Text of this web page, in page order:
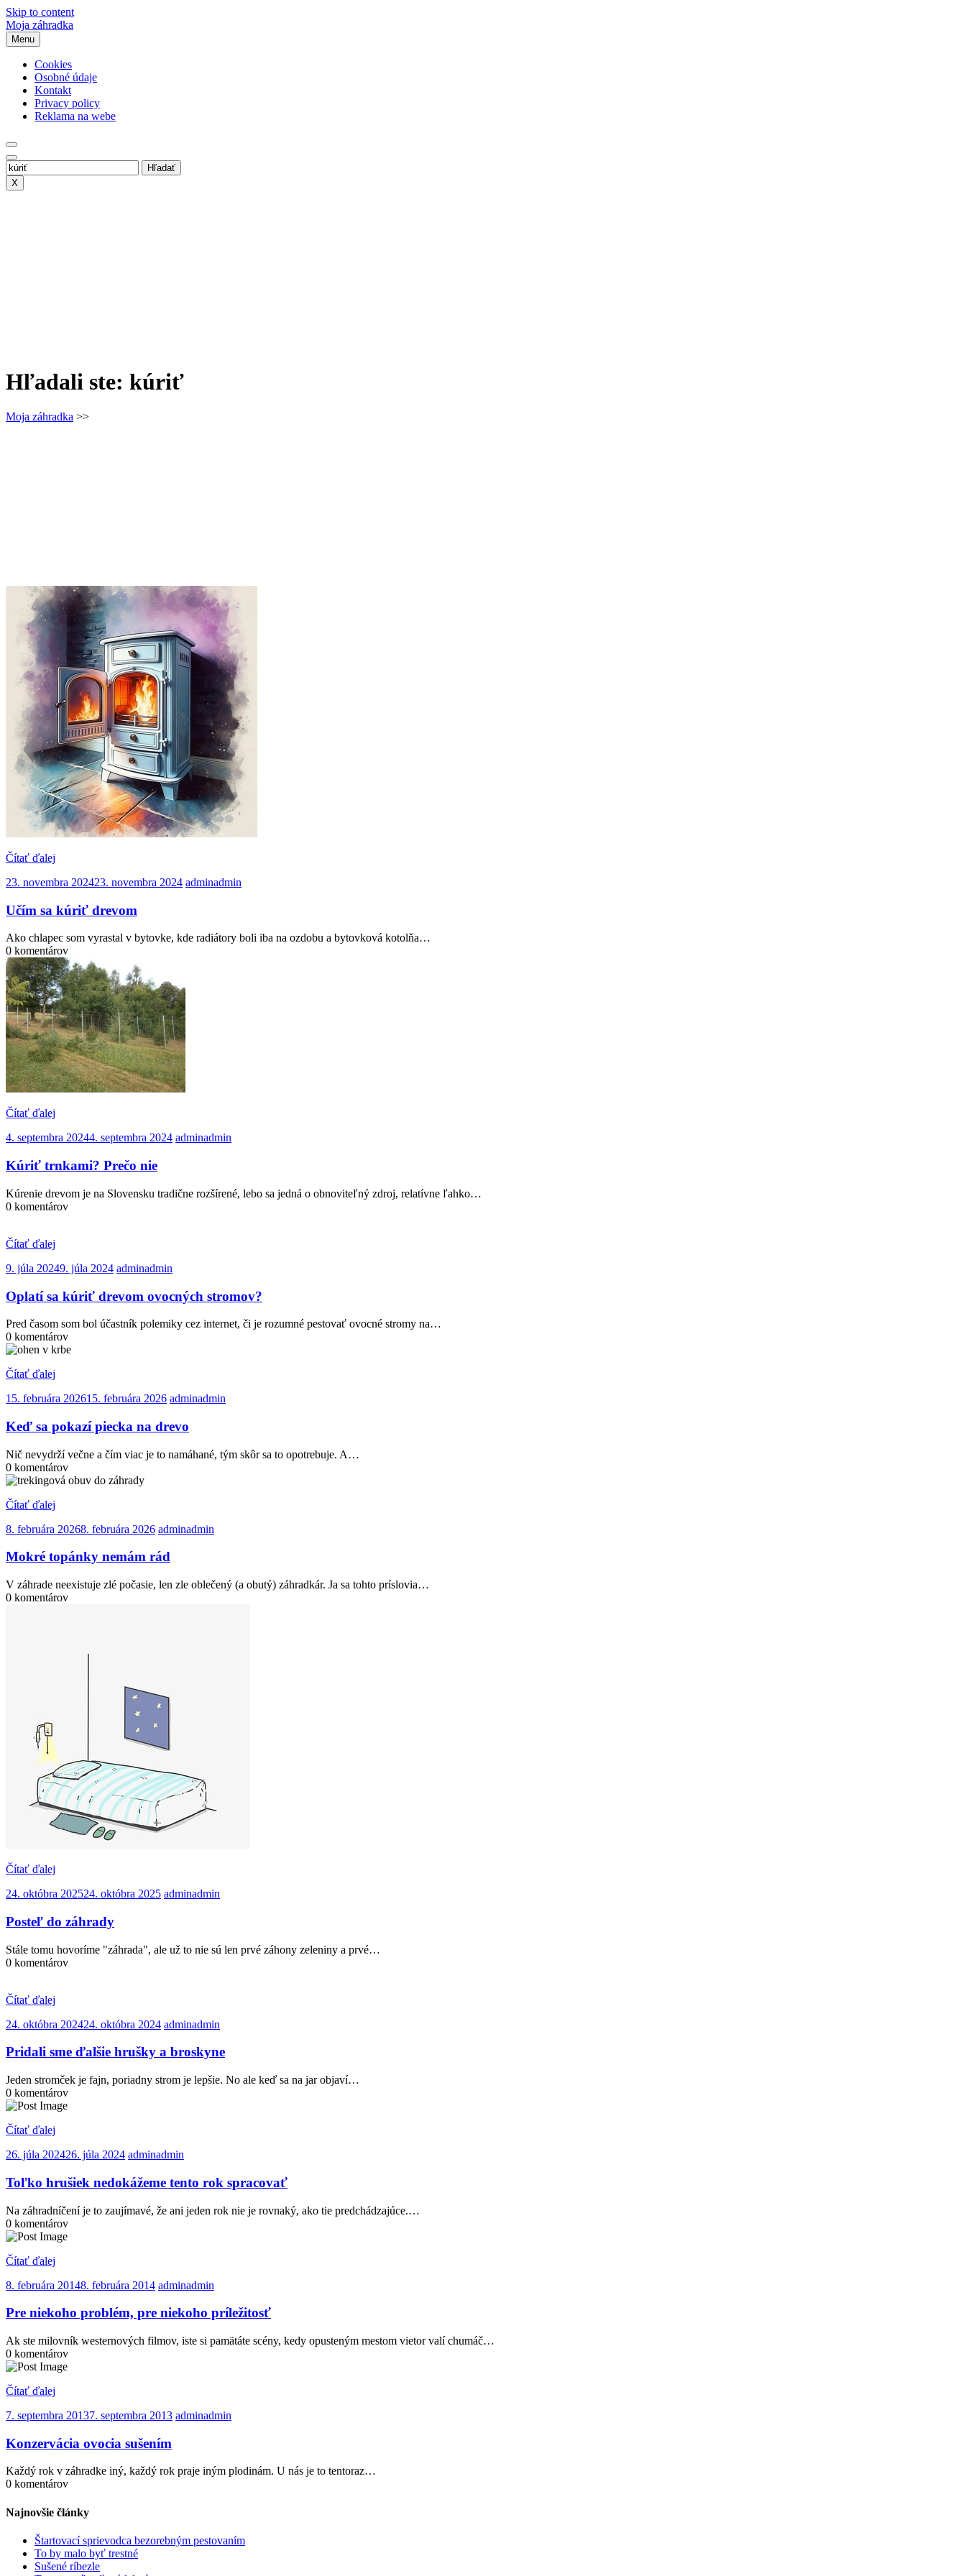
Skip to content
Moja záhradka
Menu
Cookies
Osobné údaje
Kontakt
Privacy policy
Reklama na webe
X
Hľadali ste: kúriť
Moja záhradka >>
Čítať ďalej
23. novembra 202423. novembra 2024 adminadmin
Učím sa kúriť drevom
Ako chlapec som vyrastal v bytovke, kde radiátory boli iba na ozdobu a bytovková kotolňa…
0 komentárov
Čítať ďalej
4. septembra 20244. septembra 2024 adminadmin
Kúriť trnkami? Prečo nie
Kúrenie drevom je na Slovensku tradične rozšírené, lebo sa jedná o obnoviteľný zdroj, relatívne ľahko…
0 komentárov
Čítať ďalej
9. júla 20249. júla 2024 adminadmin
Oplatí sa kúriť drevom ovocných stromov?
Pred časom som bol účastník polemiky cez internet, či je rozumné pestovať ovocné stromy na…
0 komentárov
Čítať ďalej
15. februára 202615. februára 2026 adminadmin
Keď sa pokazí piecka na drevo
Nič nevydrží večne a čím viac je to namáhané, tým skôr sa to opotrebuje. A…
0 komentárov
Čítať ďalej
8. februára 20268. februára 2026 adminadmin
Mokré topánky nemám rád
V záhrade neexistuje zlé počasie, len zle oblečený (a obutý) záhradkár. Ja sa tohto príslovia…
0 komentárov
Čítať ďalej
24. októbra 202524. októbra 2025 adminadmin
Posteľ do záhrady
Stále tomu hovoríme "záhrada", ale už to nie sú len prvé záhony zeleniny a prvé…
0 komentárov
Čítať ďalej
24. októbra 202424. októbra 2024 adminadmin
Pridali sme ďalšie hrušky a broskyne
Jeden stromček je fajn, poriadny strom je lepšie. No ale keď sa na jar objaví…
0 komentárov
Čítať ďalej
26. júla 202426. júla 2024 adminadmin
Toľko hrušiek nedokážeme tento rok spracovať
Na záhradníčení je to zaujímavé, že ani jeden rok nie je rovnaký, ako tie predchádzajúce.…
0 komentárov
Čítať ďalej
8. februára 20148. februára 2014 adminadmin
Pre niekoho problém, pre niekoho príležitosť
Ak ste milovník westernových filmov, iste si pamätáte scény, kedy opusteným mestom vietor valí chumáč…
0 komentárov
Čítať ďalej
7. septembra 20137. septembra 2013 adminadmin
Konzervácia ovocia sušením
Každý rok v záhradke iný, každý rok praje iným plodinám. U nás je to tentoraz…
0 komentárov
Najnovšie články
Štartovací sprievodca bezorebným pestovaním
To by malo byť trestné
Sušené ríbezle